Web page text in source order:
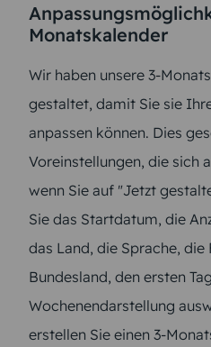
Monatskalender
Wir haben unsere 3-
gestaltet, damit Sie sie
anpassen können. Dies
Voreinstellungen, die sich
wenn Sie auf "Jetzt
Sie das Startdatum, die
das Land, die Sprache, die
Bundesland, den ersten
Wochenendarstellung
erstellen Sie einen 3-